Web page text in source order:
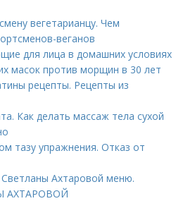
вегетарианцу. Чем
веганов
для лица в домашних условиях
масок против морщин в 30 лет
рецепты. Рецепты из
Как делать массаж тела сухой
тазу упражнения. Отказ от
Ахтаровой меню.
АХТАРОВОЙ